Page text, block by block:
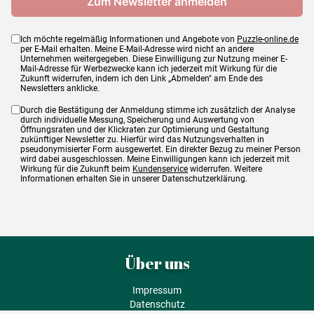
Ich möchte regelmäßig Informationen und Angebote von Puzzle-online.de
per E-Mail erhalten. Meine E-Mail-Adresse wird nicht an andere
Unternehmen weitergegeben. Diese Einwilligung zur Nutzung meiner E-
Mail-Adresse für Werbezwecke kann ich jederzeit mit Wirkung für die
Zukunft widerrufen, indem ich den Link „Abmelden" am Ende des
Newsletters anklicke.
Durch die Bestätigung der Anmeldung stimme ich zusätzlich der Analyse
durch individuelle Messung, Speicherung und Auswertung von
Öffnungsraten und der Klickraten zur Optimierung und Gestaltung
zukünftiger Newsletter zu. Hierfür wird das Nutzungsverhalten in
pseudonymisierter Form ausgewertet. Ein direkter Bezug zu meiner Person
wird dabei ausgeschlossen. Meine Einwilligungen kann ich jederzeit mit
Wirkung für die Zukunft beim Kundenservice widerrufen. Weitere
Informationen erhalten Sie in unserer Datenschutzerklärung.
Über uns
Impressum
Datenschutz